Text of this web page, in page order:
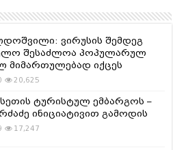
ვირუსის შემდეგ
შესაძლოა პოპულარულ
მიმართულებად იქცეს
20,625
ტურისტულ ემბარგოს –
ინიციატივით გამოდის
17,247